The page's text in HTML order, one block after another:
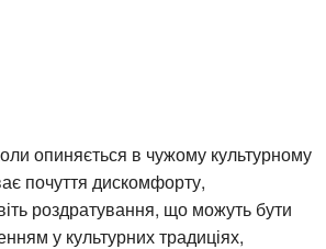
опиняється в чужому культурному
почуття дискомфорту,
роздратування, що можуть бути
у культурних традиціях,